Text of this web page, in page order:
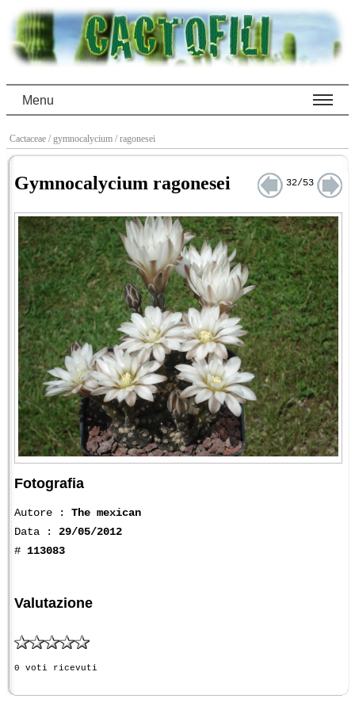
Menu
Cactaceae / gymnocalycium / ragonesei
Gymnocalycium ragonesei 32/53
Fotografia
Autore : The mexican
Data : 29/05/2012
# 113083
Valutazione
0 voti ricevuti